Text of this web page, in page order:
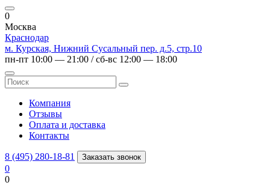
0
Москва
Краснодар
м. Курская, Нижний Сусальный пер. д.5, стр.10
пн-пт 10:00 — 21:00 / сб-вс 12:00 — 18:00
Компания
Отзывы
Оплата и доставка
Контакты
8 (495) 280-18-81 Заказать звонок
0
0